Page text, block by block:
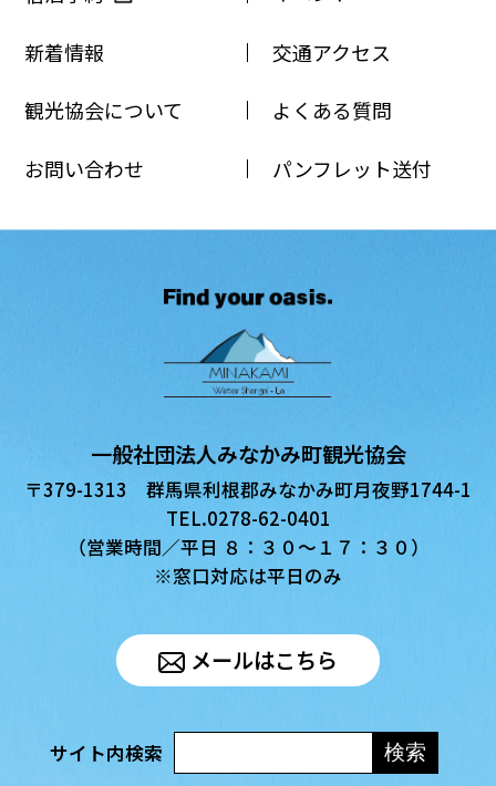
新着情報 交通アクセス
観光協会について よくある質問
お問い合わせ パンフレット送付
一般社団法人みなかみ町観光協会
〒379-1313 群馬県利根郡みなかみ町月夜野1744-1
TEL.0278-62-0401
（営業時間／平日 ８：３０〜１７：３０）
※窓口対応は平日のみ
メールはこちら
サイト内検索